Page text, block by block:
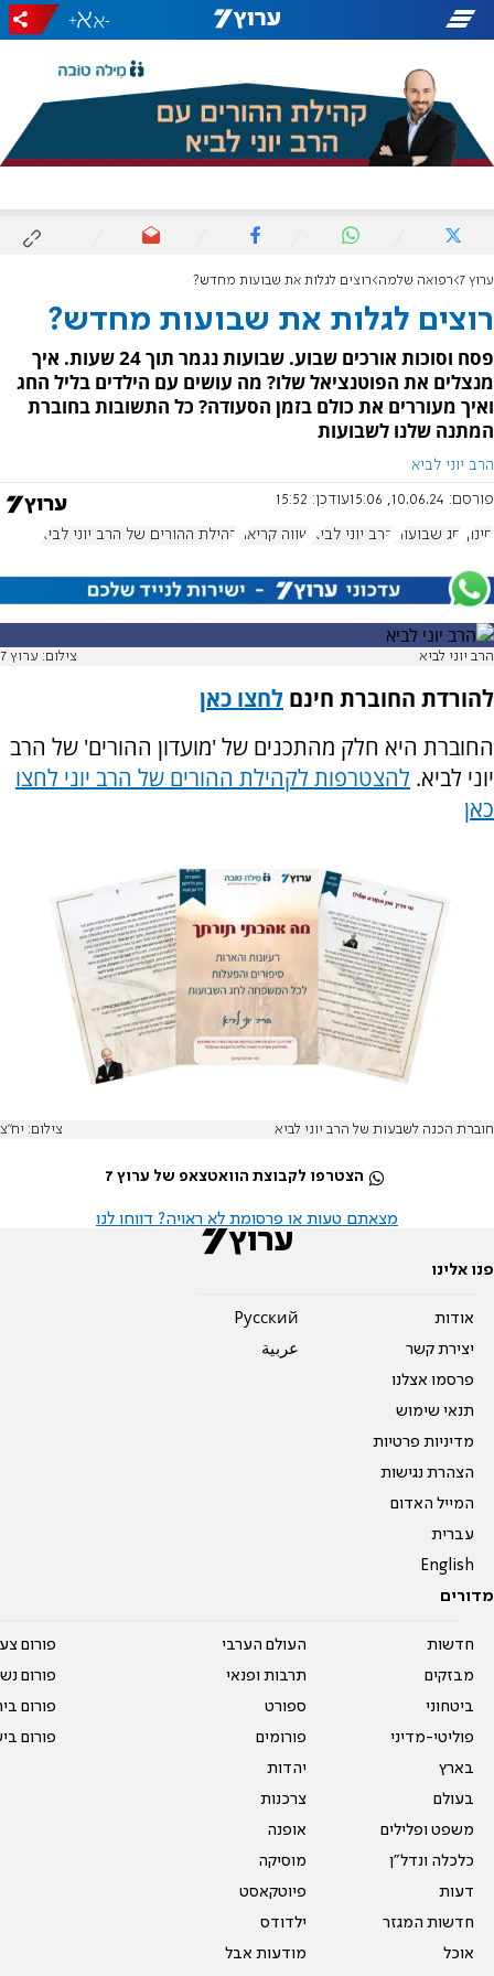
-
+
ערוץ 7 רפואה שלמה רוצים לגלות את שבועות מחדש?
רוצים לגלות את שבועות מחדש?
פסח וסוכות אורכים שבוע. שבועות נגמר תוך 24 שעות. איך
מנצלים את הפוטנציאל שלו? מה עושים עם הילדים בליל החג
ואיך מעוררים את כולם בזמן הסעודה? כל התשובות בחוברת
המתנה שלנו לשבועות
הרב יוני לביא
פורסם: 10.06.24, 15:06 עודכן: 15:52
חינוך חג שבועות הרב יוני לביא שווה קריאה קהילת ההורים של הרב יוני לביא
הרב יוני לביא צילום: ערוץ 7
להורדת החוברת חינם לחצו כאן
החוברת היא חלק מהתכנים של 'מועדון ההורים' של הרב
יוני לביא. להצטרפות לקהילת ההורים של הרב יוני לחצו
כאן
חוברת הכנה לשבעות של הרב יוני לביא צילום: יח"צ
הצטרפו לקבוצת הוואטצאפ של ערוץ 7
מצאתם טעות או פרסומת לא ראויה? דווחו לנו
פנו אלינו
אודות
יצירת קשר
פרסמו אצלנו
תנאי שימוש
מדיניות פרטיות
הצהרת נגישות
המייל האדום
עברית
English
Pусский
عربية
מדורים
חדשות
מבזקים
ביטחוני
פוליטי-מדיני
בארץ
בעולם
משפט ופלילים
כלכלה ונדל"ן
דעות
חדשות המגזר
אוכל
העולם הערבי
תרבות ופנאי
ספורט
פורומים
יהדות
צרכנות
אופנה
מוסיקה
פיוטקאסט
ילדודס
מודעות אבל
פורום
פורום
פורום
פורום